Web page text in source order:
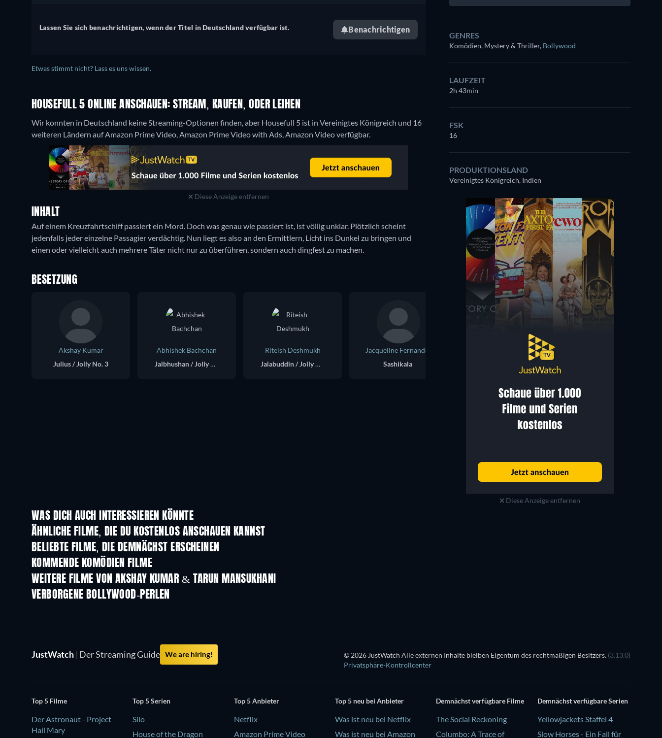
Lassen Sie sich benachrichtigen, wenn der Titel in Deutschland verfügbar ist. Benachrichtigen
Etwas stimmt nicht? Lass es uns wissen.
HOUSEFULL 5 ONLINE ANSCHAUEN: STREAM, KAUFEN, ODER LEIHEN
Wir konnten in Deutschland keine Streaming-Optionen finden, aber Housefull 5 ist in Vereinigtes Königreich und 16
weiteren Ländern auf Amazon Prime Video, Amazon Prime Video with Ads, Amazon Video verfügbar.
Diese Anzeige entfernen
INHALT
Auf einem Kreuzfahrtschiff passiert ein Mord. Doch was genau wie passiert ist, ist völlig unklar. Plötzlich scheint
jedenfalls jeder einzelne Passagier verdächtig. Nun liegt es also an den Ermittlern, Licht ins Dunkel zu bringen und
einen oder vielleicht auch mehrere Täter nicht nur zu überführen, sondern auch dingfest zu machen.
GENRES
Komödien, Mystery & Thriller, Bollywood
LAUFZEIT
2h 43min
FSK
16
PRODUKTIONSLAND
Vereinigtes Königreich, Indien
Diese Anzeige entfernen
BESETZUNG
Akshay Kumar
Julius / Jolly No. 3
Abhishek Bachchan
Jalbhushan / Jolly No. 2
Riteish Deshmukh
Jalabuddin / Jolly No. 1
Jacqueline Fernandez
Sashikala
WAS DICH AUCH INTERESSIEREN KÖNNTE
ÄHNLICHE FILME, DIE DU KOSTENLOS ANSCHAUEN KANNST
BELIEBTE FILME, DIE DEMNÄCHST ERSCHEINEN
KOMMENDE KOMÖDIEN FILME
WEITERE FILME VON AKSHAY KUMAR & TARUN MANSUKHANI
VERBORGENE BOLLYWOOD-PERLEN
JustWatch | Der Streaming Guide We are hiring! © 2026 JustWatch Alle externen Inhalte bleiben Eigentum des rechtmäßigen Besitzers. (3.13.0)
Privatsphäre-Kontrollcenter
Top 5 Filme
Der Astronaut - Project
Hail Mary
Top 5 Serien
Silo
House of the Dragon
Top 5 Anbieter
Netflix
Amazon Prime Video
Top 5 neu bei Anbieter
Was ist neu bei Netflix
Was ist neu bei Amazon
Demnächst verfügbare Filme
The Social Reckoning
Columbo: A Trace of
Demnächst verfügbare Serien
Yellowjackets Staffel 4
Slow Horses - Ein Fall für